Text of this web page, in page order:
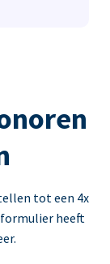
tot een 4x
heeft